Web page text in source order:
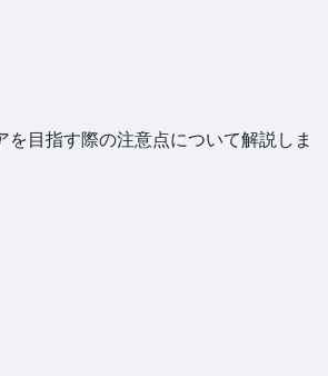
目指す際の注意点について解説しま